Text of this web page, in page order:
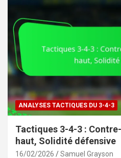
ANALYSES TACTIQUES DU 3-4-3
Tactiques 3-4-3 :
haut, Solidité défensive
16/02/2026 Samuel Grayson